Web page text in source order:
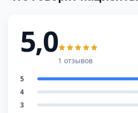
5,0
1 отзывов
5
4
3